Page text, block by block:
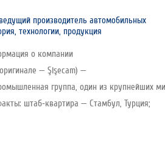
производитель автомобильных
технологии, продукция
о компании
— Şişecam) —
группа, один из крупнейших
штаб‑квартира — Стамбул, Турция;